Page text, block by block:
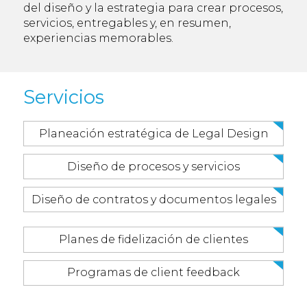
del diseño y la estrategia para crear procesos,
servicios, entregables y, en resumen,
experiencias memorables.
Servicios
Planeación estratégica de Legal Design
Diseño de procesos y servicios
Diseño de contratos y documentos legales
Planes de fidelización de clientes
Programas de client feedback